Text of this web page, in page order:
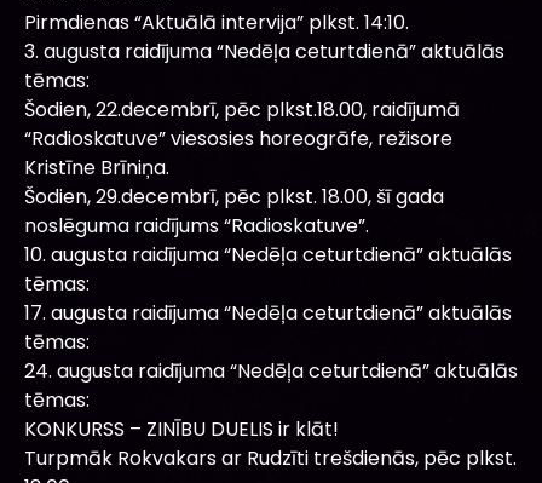
Pirmdienas “Aktuālā intervija” plkst. 14:10.
3. augusta raidījuma “Nedēļa ceturtdienā” aktuālās
tēmas:
Šodien, 22.decembrī, pēc plkst.18.00, raidījumā
“Radioskatuve” viesosies horeogrāfe, režisore
Kristīne Brīniņa.
Šodien, 29.decembrī, pēc plkst. 18.00, šī gada
noslēguma raidījums “Radioskatuve”.
10. augusta raidījuma “Nedēļa ceturtdienā” aktuālās
tēmas:
17. augusta raidījuma “Nedēļa ceturtdienā” aktuālās
tēmas:
24. augusta raidījuma “Nedēļa ceturtdienā” aktuālās
tēmas:
KONKURSS – ZINĪBU DUELIS ir klāt!
Turpmāk Rokvakars ar Rudzīti trešdienās, pēc plkst.